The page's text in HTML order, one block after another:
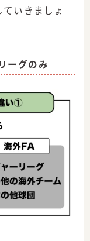
いきましょ
ーグのみ